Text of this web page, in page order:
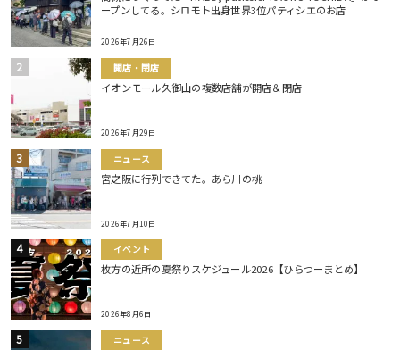
ープンしてる。シロモト出身世界3位パティシエのお店
2026年7月26日
開店・閉店
イオンモール久御山の複数店舗が開店＆閉店
2026年7月29日
ニュース
宮之阪に行列できてた。あら川の桃
2026年7月10日
イベント
枚方の近所の夏祭りスケジュール2026【ひらつーまとめ】
2026年8月6日
ニュース